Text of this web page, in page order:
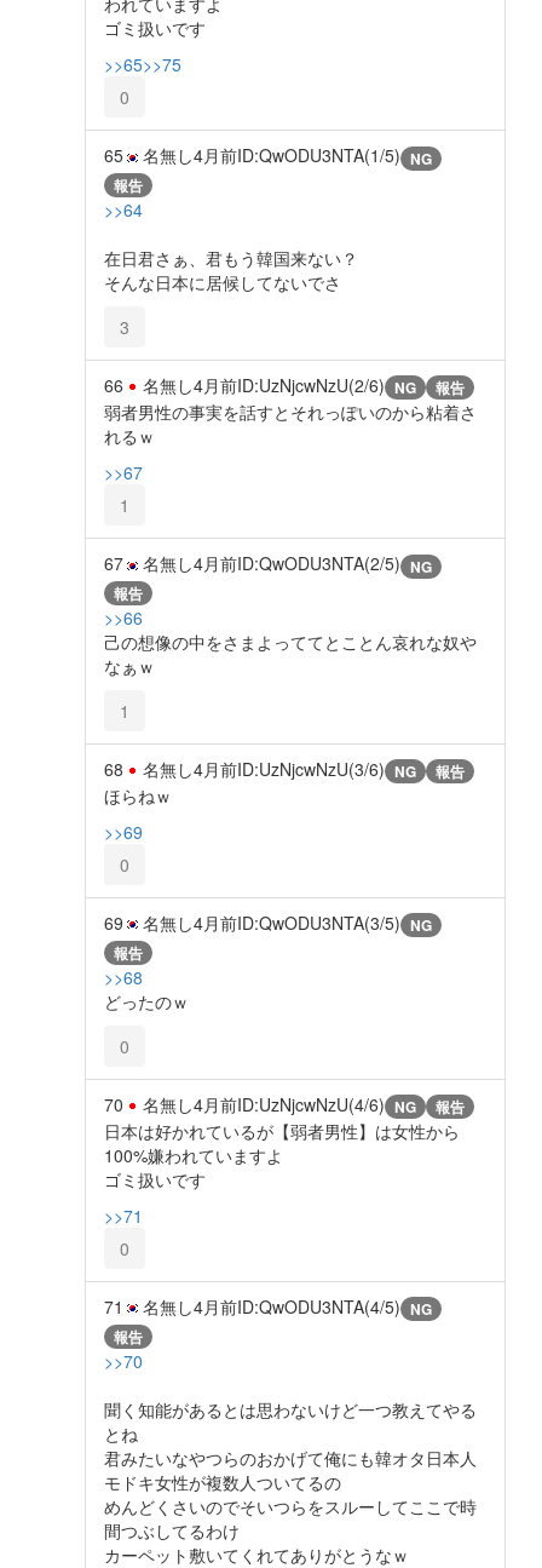
ゴミ扱いです
>>65>>75
0
65 名無し4月前ID:QwODU3NTA(1/5) NG
報告
>>64
在日君さぁ、君もう韓国来ない？
そんな日本に居候してないでさ
3
66 名無し4月前ID:UzNjcwNzU(2/6) NG 報告
弱者男性の事実を話すとそれっぽいのから粘着さ
れるｗ
>>67
1
67 名無し4月前ID:QwODU3NTA(2/5) NG
報告
>>66
己の想像の中をさまよっててとことん哀れな奴や
なぁｗ
1
68 名無し4月前ID:UzNjcwNzU(3/6) NG 報告
ほらねｗ
>>69
0
69 名無し4月前ID:QwODU3NTA(3/5) NG
報告
>>68
どったのｗ
0
70 名無し4月前ID:UzNjcwNzU(4/6) NG 報告
日本は好かれているが【弱者男性】は女性から
100%嫌われていますよ
ゴミ扱いです
>>71
0
71 名無し4月前ID:QwODU3NTA(4/5) NG
報告
>>70
聞く知能があるとは思わないけど一つ教えてやる
とね
君みたいなやつらのおかげて俺にも韓オタ日本人
モドキ女性が複数人ついてるの
めんどくさいのでそいつらをスルーしてここで時
間つぶしてるわけ
カーペット敷いてくれてありがとうなｗ